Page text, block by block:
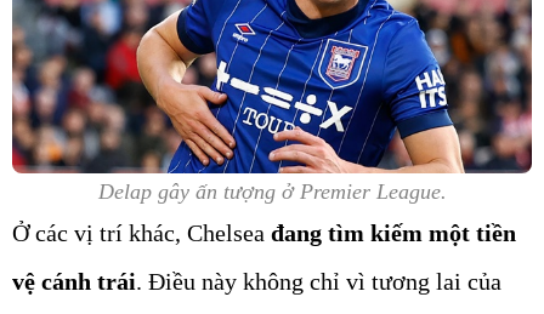
Delap gây ấn tượng ở Premier League.
Ở các vị trí khác, Chelsea đang tìm kiếm một tiền
vệ cánh trái. Điều này không chỉ vì tương lai của